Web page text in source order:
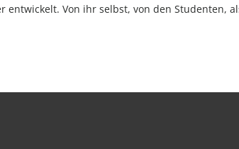
Von ihr selbst, von den Studenten,